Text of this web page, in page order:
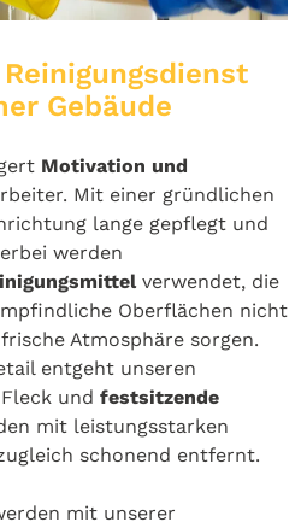
Gebäude
Motivation und
Mit einer gründlichen
lange gepflegt und
werden
verwendet, die
Oberflächen nicht
Atmosphäre sorgen.
entgeht unseren
und festsitzende
mit leistungsstarken
schonend entfernt.
mit unserer